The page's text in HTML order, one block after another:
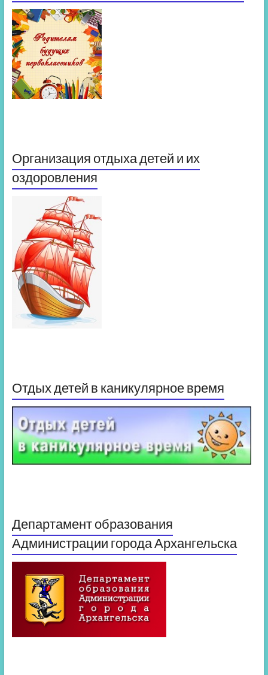
Организация отдыха детей и их
оздоровления
Отдых детей в каникулярное время
Департамент образования
Администрации города Архангельска